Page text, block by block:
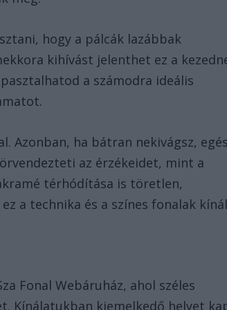
hogy a pálcák lazábbak
kihívást jelenthet ez a
a számodra ideális
Azonban, ha bátran nekivágsz,
az érzékeidet, mint a
térhódítása is töretlen,
a technika és a színes fonalak
Fonal Webáruház, ahol széles
Kínálatukban kiemelkedő helyet